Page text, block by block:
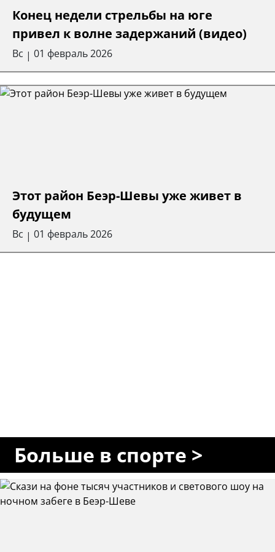
Конец недели стрельбы на юге
привел к волне задержаний (видео)
Вс | 01 февраль 2026
Этот район Беэр-Шевы уже живет в
будущем
Вс | 01 февраль 2026
Больше в спорте >